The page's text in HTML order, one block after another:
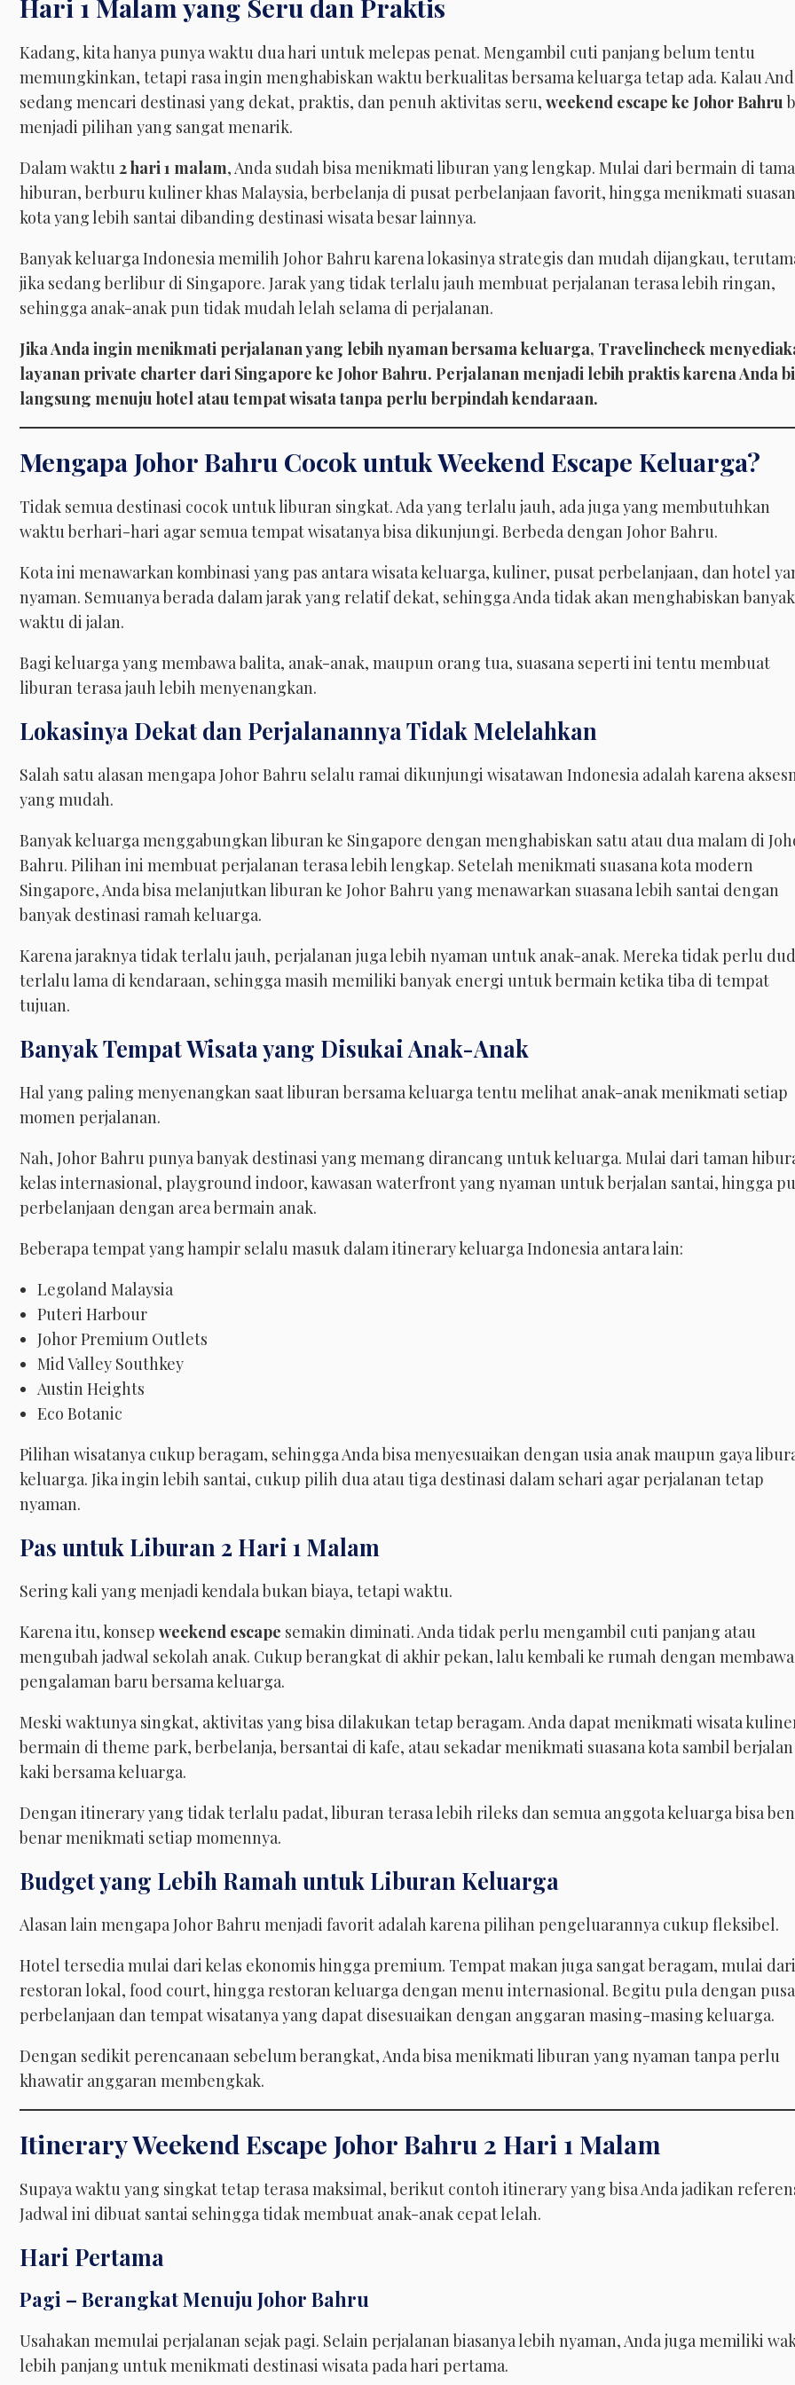
Hari 1 Malam yang Seru dan Praktis
Kadang, kita hanya punya waktu dua hari untuk melepas penat. Mengambil cuti panjang belum tentu
memungkinkan, tetapi rasa ingin menghabiskan waktu berkualitas bersama keluarga tetap ada. Kalau
sedang mencari destinasi yang dekat, praktis, dan penuh aktivitas seru, weekend escape ke Johor Bahru
menjadi pilihan yang sangat menarik.
Dalam waktu2 hari 1 malam, Anda sudah bisa menikmati liburan yang lengkap. Mulai dari bermain di
hiburan, berburu kuliner khas Malaysia, berbelanja di pusat perbelanjaan favorit, hingga menikmati
kota yang lebih santai dibanding destinasi wisata besar lainnya.
Banyak keluarga Indonesia memilih Johor Bahru karena lokasinya strategis dan mudah dijangkau,
jika sedang berlibur di Singapore. Jarak yang tidak terlalu jauh membuat perjalanan terasa lebih ringan,
sehingga anak-anak pun tidak mudah lelah selama di perjalanan.
Jika Anda ingin menikmati perjalanan yang lebih nyaman bersama keluarga, Travelincheck
layanan private charter dari Singapore ke Johor Bahru. Perjalanan menjadi lebih praktis karena Anda
langsung menuju hotel atau tempat wisata tanpa perlu berpindah kendaraan.
Mengapa Johor Bahru Cocok untuk Weekend Escape Keluarga?
Tidak semua destinasi cocok untuk liburan singkat. Ada yang terlalu jauh, ada juga yang membutuhkan
waktu berhari-hari agar semua tempat wisatanya bisa dikunjungi. Berbeda dengan Johor Bahru.
Kota ini menawarkan kombinasi yang pas antara wisata keluarga, kuliner, pusat perbelanjaan, dan hotel
nyaman. Semuanya berada dalam jarak yang relatif dekat, sehingga Anda tidak akan menghabiskan banyak
waktu di jalan.
Bagi keluarga yang membawa balita, anak-anak, maupun orang tua, suasana seperti ini tentu membuat
liburan terasa jauh lebih menyenangkan.
Lokasinya Dekat dan Perjalanannya Tidak Melelahkan
Salah satu alasan mengapa Johor Bahru selalu ramai dikunjungi wisatawan Indonesia adalah karena
yang mudah.
Banyak keluarga menggabungkan liburan ke Singapore dengan menghabiskan satu atau dua malam di
Bahru. Pilihan ini membuat perjalanan terasa lebih lengkap. Setelah menikmati suasana kota modern
Singapore, Anda bisa melanjutkan liburan ke Johor Bahru yang menawarkan suasana lebih santai dengan
banyak destinasi ramah keluarga.
Karena jaraknya tidak terlalu jauh, perjalanan juga lebih nyaman untuk anak-anak. Mereka tidak perlu
terlalu lama di kendaraan, sehingga masih memiliki banyak energi untuk bermain ketika tiba di tempat
tujuan.
Banyak Tempat Wisata yang Disukai Anak-Anak
Hal yang paling menyenangkan saat liburan bersama keluarga tentu melihat anak-anak menikmati setiap
momen perjalanan.
Nah, Johor Bahru punya banyak destinasi yang memang dirancang untuk keluarga. Mulai dari taman
kelas internasional, playground indoor, kawasan waterfront yang nyaman untuk berjalan santai, hingga
perbelanjaan dengan area bermain anak.
Beberapa tempat yang hampir selalu masuk dalam itinerary keluarga Indonesia antara lain:
Legoland Malaysia
Puteri Harbour
Johor Premium Outlets
Mid Valley Southkey
Austin Heights
Eco Botanic
Pilihan wisatanya cukup beragam, sehingga Anda bisa menyesuaikan dengan usia anak maupun gaya
keluarga. Jika ingin lebih santai, cukup pilih dua atau tiga destinasi dalam sehari agar perjalanan tetap
nyaman.
Pas untuk Liburan 2 Hari 1 Malam
Sering kali yang menjadi kendala bukan biaya, tetapi waktu.
Karena itu, konsep weekend escape semakin diminati. Anda tidak perlu mengambil cuti panjang atau
mengubah jadwal sekolah anak. Cukup berangkat di akhir pekan, lalu kembali ke rumah dengan membawa
pengalaman baru bersama keluarga.
Meski waktunya singkat, aktivitas yang bisa dilakukan tetap beragam. Anda dapat menikmati wisata
bermain di theme park, berbelanja, bersantai di kafe, atau sekadar menikmati suasana kota sambil berjalan
kaki bersama keluarga.
Dengan itinerary yang tidak terlalu padat, liburan terasa lebih rileks dan semua anggota keluarga bisa
benar menikmati setiap momennya.
Budget yang Lebih Ramah untuk Liburan Keluarga
Alasan lain mengapa Johor Bahru menjadi favorit adalah karena pilihan pengeluarannya cukup fleksibel.
Hotel tersedia mulai dari kelas ekonomis hingga premium. Tempat makan juga sangat beragam, mulai dari
restoran lokal, food court, hingga restoran keluarga dengan menu internasional. Begitu pula dengan
perbelanjaan dan tempat wisatanya yang dapat disesuaikan dengan anggaran masing-masing keluarga.
Dengan sedikit perencanaan sebelum berangkat, Anda bisa menikmati liburan yang nyaman tanpa perlu
khawatir anggaran membengkak.
Itinerary Weekend Escape Johor Bahru 2 Hari 1 Malam
Supaya waktu yang singkat tetap terasa maksimal, berikut contoh itinerary yang bisa Anda jadikan
Jadwal ini dibuat santai sehingga tidak membuat anak-anak cepat lelah.
Hari Pertama
Pagi – Berangkat Menuju Johor Bahru
Usahakan memulai perjalanan sejak pagi. Selain perjalanan biasanya lebih nyaman, Anda juga memiliki
lebih panjang untuk menikmati destinasi wisata pada hari pertama.